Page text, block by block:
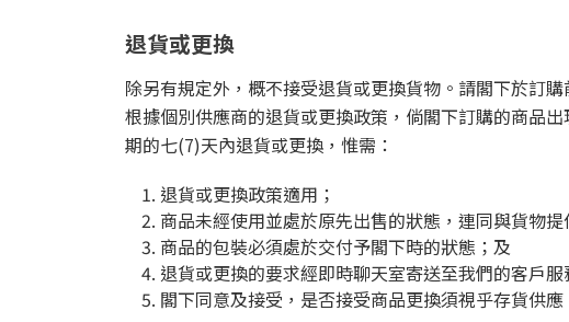
退貨或更換
除另有規定外，概不接受退貨或更換貨物。請閣下於訂
根據個別供應商的退貨或更換政策，倘閣下訂購的商品
期的七(7)天內退貨或更換，惟需：
退貨或更換政策適用；
商品未經使用並處於原先出售的狀態，連同與貨物
商品的包裝必須處於交付予閣下時的狀態；及
退貨或更換的要求經即時聊天室寄送至我們的客戶
閣下同意及接受，是否接受商品更換須視乎存貨供應